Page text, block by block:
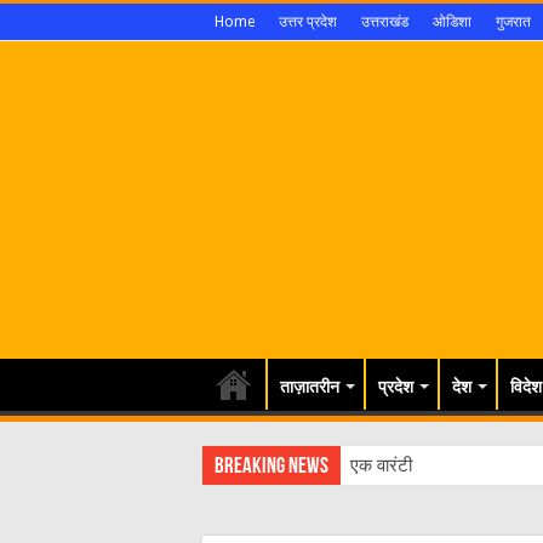
Home उत्तर प्रदेश उत्तराखंड ओडिशा गुजरात
ताज़ातरीन प्रदेश देश विदेश
Breaking News एक वारंटी को पुलिस ने किया